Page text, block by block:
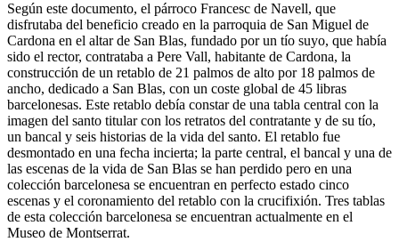
Según este documento, el párroco Francesc de Navell, que
disfrutaba del beneficio creado en la parroquia de San Miguel de
Cardona en el altar de San Blas, fundado por un tío suyo, que había
sido el rector, contrataba a Pere Vall, habitante de Cardona, la
construcción de un retablo de 21 palmos de alto por 18 palmos de
ancho, dedicado a San Blas, con un coste global de 45 libras
barcelonesas. Este retablo debía constar de una tabla central con la
imagen del santo titular con los retratos del contratante y de su tío,
un bancal y seis historias de la vida del santo. El retablo fue
desmontado en una fecha incierta; la parte central, el bancal y una de
las escenas de la vida de San Blas se han perdido pero en una
colección barcelonesa se encuentran en perfecto estado cinco
escenas y el coronamiento del retablo con la crucifixión. Tres tablas
de esta colección barcelonesa se encuentran actualmente en el
Museo de Montserrat.